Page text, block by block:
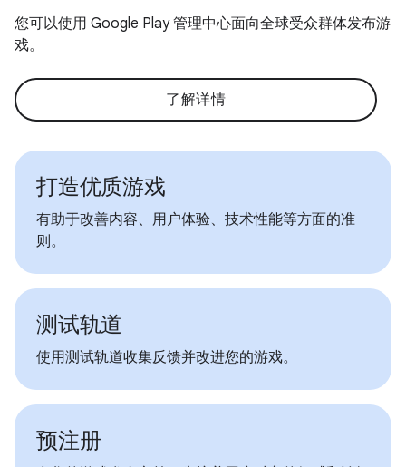
您可以使用 Google Play 管理中心面向全球受众群体发布游
戏。
了解详情
打造优质游戏
有助于改善内容、用户体验、技术性能等方面的准
则。
测试轨道
使用测试轨道收集反馈并改进您的游戏。
预注册